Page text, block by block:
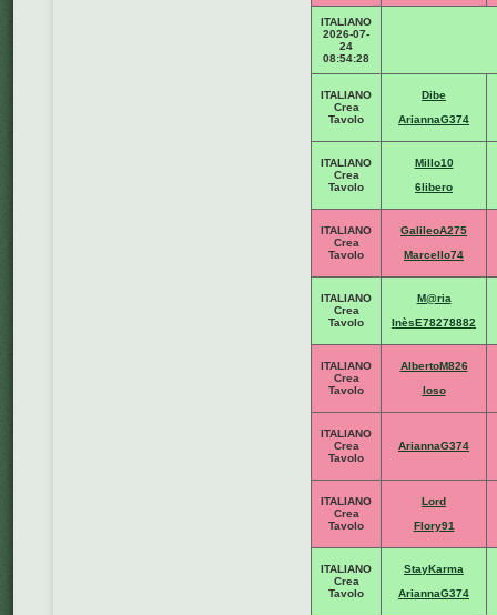
ITALIANO
2026-07-
24
08:54:28
ITALIANO
Crea
Tavolo
Dibe
AriannaG374
ITALIANO
Crea
Tavolo
Millo10
6libero
ITALIANO
Crea
Tavolo
GalileoA275
Marcello74
ITALIANO
Crea
Tavolo
M@ria
InèsE78278882
ITALIANO
Crea
Tavolo
AlbertoM826
loso
ITALIANO
Crea
Tavolo
AriannaG374
ITALIANO
Crea
Tavolo
Lord
Flory91
ITALIANO
Crea
Tavolo
StayKarma
AriannaG374